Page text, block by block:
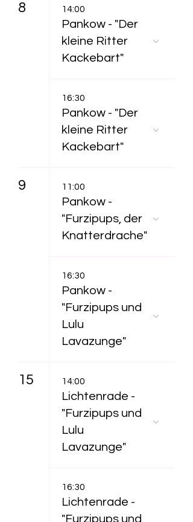
8 14:00
Pankow - "Der
kleine Ritter
Kackebart"
16:30
Pankow - "Der
kleine Ritter
Kackebart"
9 11:00
Pankow -
"Furzipups, der
Knatterdrache"
16:30
Pankow -
"Furzipups und
Lulu
Lavazunge"
15 14:00
Lichtenrade -
"Furzipups und
Lulu
Lavazunge"
16:30
Lichtenrade -
"Furzipups und